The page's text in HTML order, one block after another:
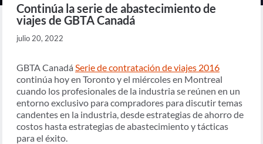
Continúa la serie de abastecimiento de
viajes de GBTA Canadá
julio 20, 2022
GBTA Canadá Serie de contratación de viajes 2016
continúa hoy en Toronto y el miércoles en Montreal
cuando los profesionales de la industria se reúnen en un
entorno exclusivo para compradores para discutir temas
candentes en la industria, desde estrategias de ahorro de
costos hasta estrategias de abastecimiento y tácticas
para el éxito.